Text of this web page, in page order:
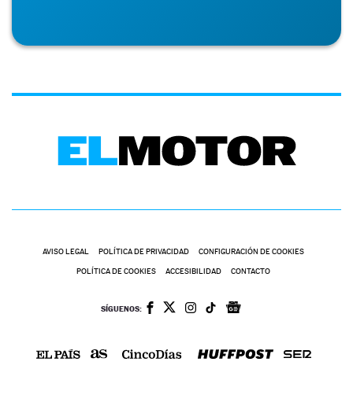
AVISO LEGAL POLÍTICA DE PRIVACIDAD CONFIGURACIÓN DE COOKIES
POLÍTICA DE COOKIES ACCESIBILIDAD CONTACTO
SÍGUENOS: